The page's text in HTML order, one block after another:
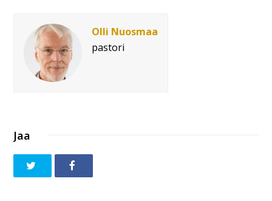
Olli Nuosmaa
pastori
Jaa